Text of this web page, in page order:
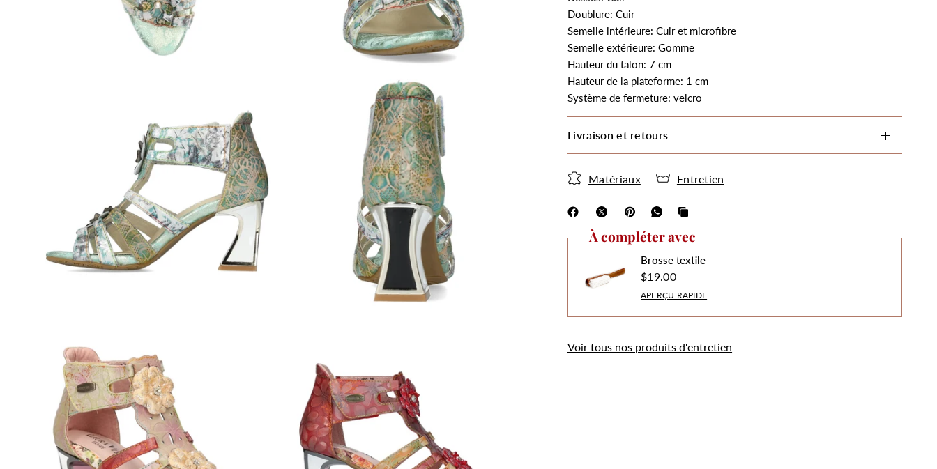
Doublure: Cuir
Semelle intérieure: Cuir et microfibre
Semelle extérieure: Gomme
Hauteur du talon: 7 cm
Hauteur de la plateforme: 1 cm
Système de fermeture: velcro
Livraison et retours
Matériaux Entretien
À compléter avec
Brosse textile
$19.00
APERÇU RAPIDE
Voir tous nos produits d'entretien
cookies
Les cookies et données personnelles nous
permettent de personnaliser le contenu et les
annonces, d’offrir des fonctionnalités relatives aux
médias sociaux, d’analyser notre trafic et de